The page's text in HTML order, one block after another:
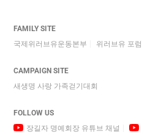
FAMILY SITE
국제위러브유운동본부
위러브유 포럼
CAMPAIGN SITE
새생명 사랑 가족걷기대회
FOLLOW US
장길자 명예회장 유튜브 채널